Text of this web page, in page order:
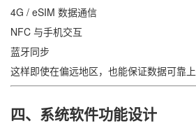
4G / eSIM 数据通信
NFC 与手机交互
蓝牙同步
这样即使在偏远地区，也能保证数据可靠上
四、系统软件功能设计